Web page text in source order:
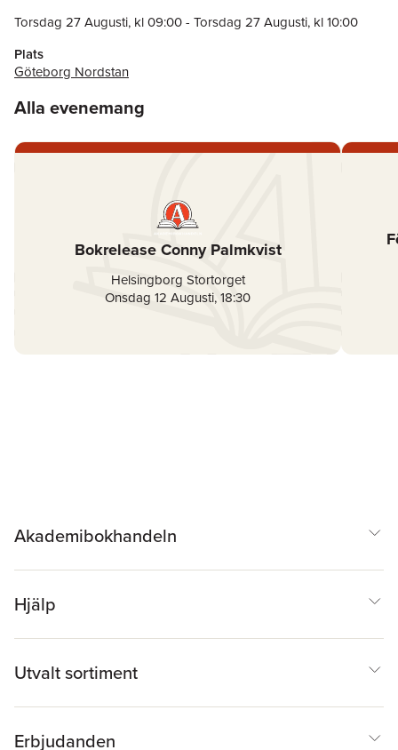
Torsdag 27 Augusti, kl09:00- Torsdag 27 Augusti, kl10:00
Plats
Göteborg Nordstan
Alla evenemang
Bokrelease Conny Palmkvist
Helsingborg Stortorget
Onsdag 12 Augusti,18:30
Akademibokhandeln
Hjälp
Utvalt sortiment
Erbjudanden